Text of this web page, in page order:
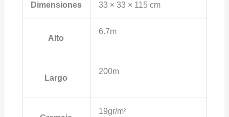
Dimensiones 33 × 33 × 115 cm
Alto
6.7m
Largo
200m
19gr/m²